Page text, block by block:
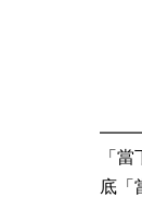
「
底「